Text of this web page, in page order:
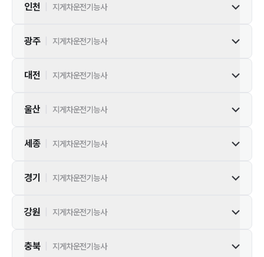
인천 지게차운전기능사
광주 지게차운전기능사
대전 지게차운전기능사
울산 지게차운전기능사
세종 지게차운전기능사
경기 지게차운전기능사
강원 지게차운전기능사
충북 지게차운전기능사